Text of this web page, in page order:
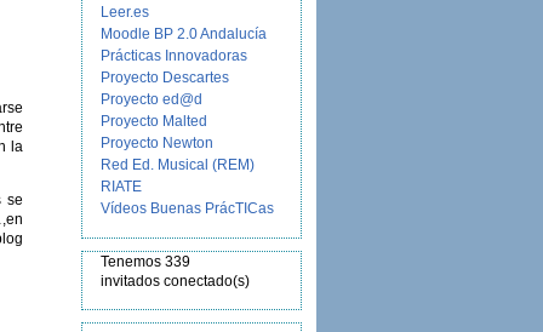
la
se
Leer.es
Moodle BP 2.0 Andalucía
Prácticas Innovadoras
Proyecto Descartes
Proyecto ed@d
Proyecto Malted
Proyecto Newton
Red Ed. Musical (REM)
RIATE
Vídeos Buenas PrácTICas
Tenemos 339
invitados conectado(s)